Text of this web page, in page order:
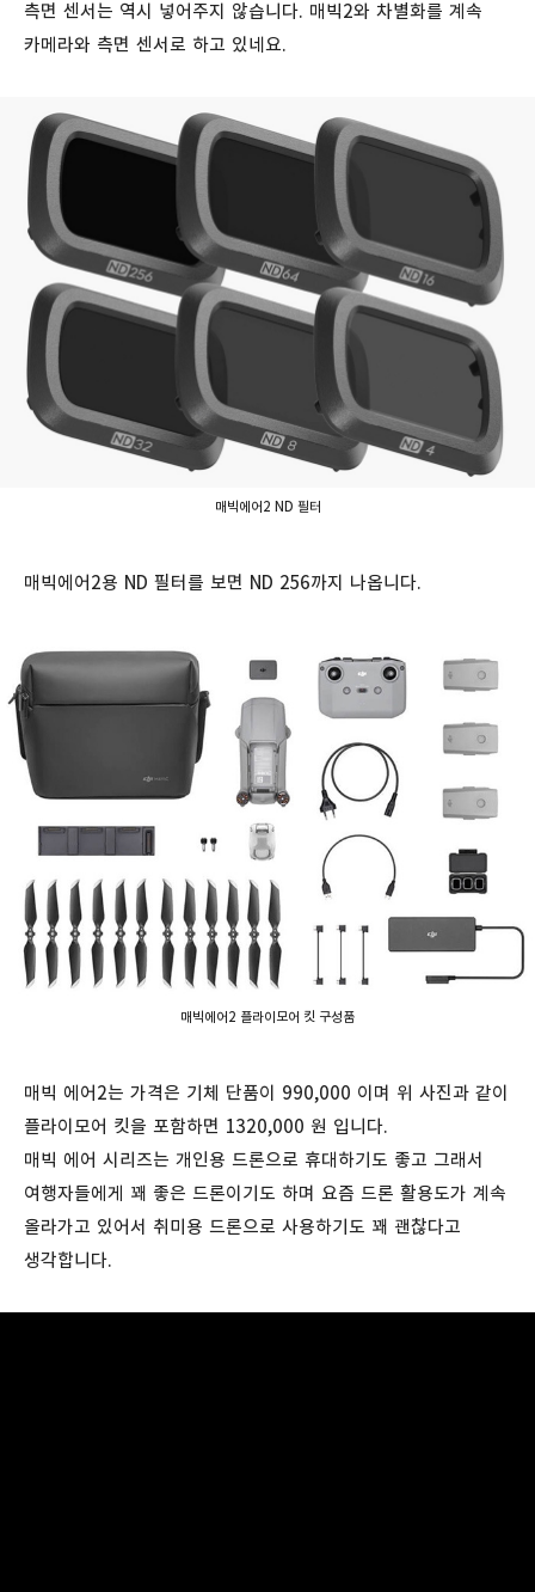
측면 센서는 역시 넣어주지 않습니다. 매빅2와 차별화를 계속
카메라와 측면 센서로 하고 있네요.
매빅에어2 ND 필터
매빅에어2용 ND 필터를 보면 ND 256까지 나옵니다.
매빅에어2 플라이모어 킷 구성품
매빅 에어2는 가격은 기체 단품이 990,000 이며 위 사진과 같이
플라이모어 킷을 포함하면 1320,000 원 입니다.
매빅 에어 시리즈는 개인용 드론으로 휴대하기도 좋고 그래서
여행자들에게 꽤 좋은 드론이기도 하며 요즘 드론 활용도가 계속
올라가고 있어서 취미용 드론으로 사용하기도 꽤 괜찮다고
생각합니다.